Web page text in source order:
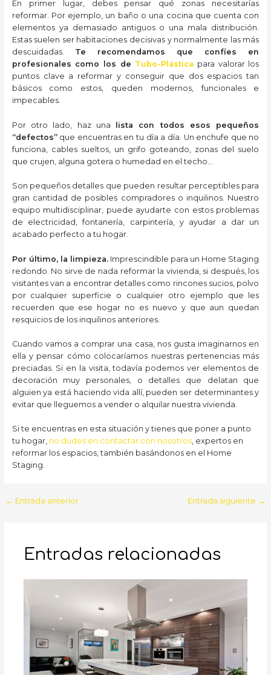
En primer lugar, debes pensar qué zonas necesitarías
reformar. Por ejemplo, un baño o una cocina que cuenta con
elementos ya demasiado antiguos o una mala distribución.
Estas suelen ser habitaciones decisivas y normalmente las más
descuidadas. Te recomendamos que confíes en
profesionales como los de Tubo-Plástica para valorar los
puntos clave a reformar y conseguir que dos espacios tan
básicos como estos, queden modernos, funcionales e
impecables.
Por otro lado, haz una
lista con todos esos pequeños
“defectos”que encuentras en tu día a día. Un enchufe que no
funciona, cables sueltos, un grifo goteando, zonas del suelo
que crujen, alguna gotera o humedad en el techo…
Son pequeños detalles que pueden resultar perceptibles para
gran cantidad de posibles compradores o inquilinos. Nuestro
equipo multidisciplinar, puede ayudarte con estos problemas
de electricidad, fontanería, carpintería, y ayudar a dar un
acabado perfecto a tu hogar.
Por último, la limpieza.Imprescindible para un Home Staging
redondo. No sirve de nada reformar la vivienda, si después, los
visitantes van a encontrar detalles como rincones sucios, polvo
por cualquier superficie o cualquier otro ejemplo que les
recuerden que ese hogar no es nuevo y que aun quedan
resquicios de los inquilinos anteriores.
Cuando vamos a comprar una casa, nos gusta imaginarnos en
ella y pensar cómo colocaríamos nuestras pertenencias más
preciadas. Si en la visita, todavía podemos ver elementos de
decoración muy personales, o detalles que delatan que
alguien ya está haciendo vida allí, pueden ser determinantes y
evitar que lleguemos a vender o alquilar nuestra vivienda.
Si te encuentras en esta situación y tienes que poner a punto
tu hogar, no dudes en contactar con nosotros, expertos en
reformar los espacios, también basándonos en el Home
Staging.
Navegación
← Entrada anterior Entrada siguiente →
Entradas relacionadas